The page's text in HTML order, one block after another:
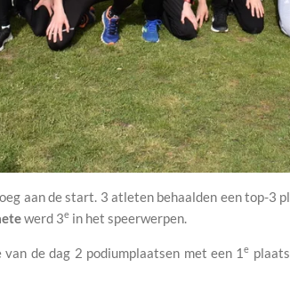
aan de start. 3 atleten behaalden een top-3
werd 3e in het speerwerpen.
de dag 2 podiumplaatsen met een 1e